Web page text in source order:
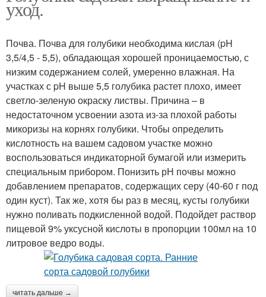
уход.
Почва. Почва для голубики необходима кислая (pH
3,5/4,5 - 5,5), обладающая хорошей проницаемостью, с
низким содержанием солей, умеренно влажная. На
участках с pH выше 5,5 голубика растет плохо, имеет
светло-зеленую окраску листвы. Причина – в
недостаточном усвоении азота из-за плохой работы
микоризы на корнях голубики. Чтобы определить
кислотность на вашем садовом участке можно
воспользоваться индикаторной бумагой или измерить
специальным прибором. Понизить рН почвы можно
добавлением препаратов, содержащих серу (40-60 г под
один куст). Так же, хотя бы раз в месяц, кусты голубики
нужно поливать подкисленной водой. Подойдет раствор
пищевой 9% уксусной кислоты в пропорции 100мл на 10
литровое ведро воды.
читать дальше →